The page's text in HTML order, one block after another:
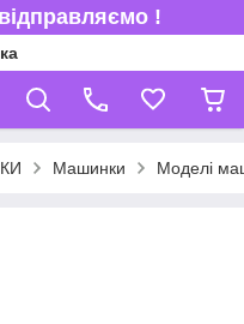
!
Машинки Моделі